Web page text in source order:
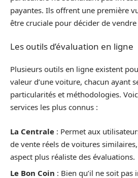
payantes. Ils offrent une première
être cruciale pour décider de
Les outils d’évaluation en ligne
Plusieurs outils en ligne existent
valeur d’une voiture, chacun ayant
particularités et méthodologies.
services les plus connus :
La Centrale : Permet aux
de vente réels de voitures
aspect plus réaliste des évaluations.
Le Bon Coin : Bien qu’il ne soit